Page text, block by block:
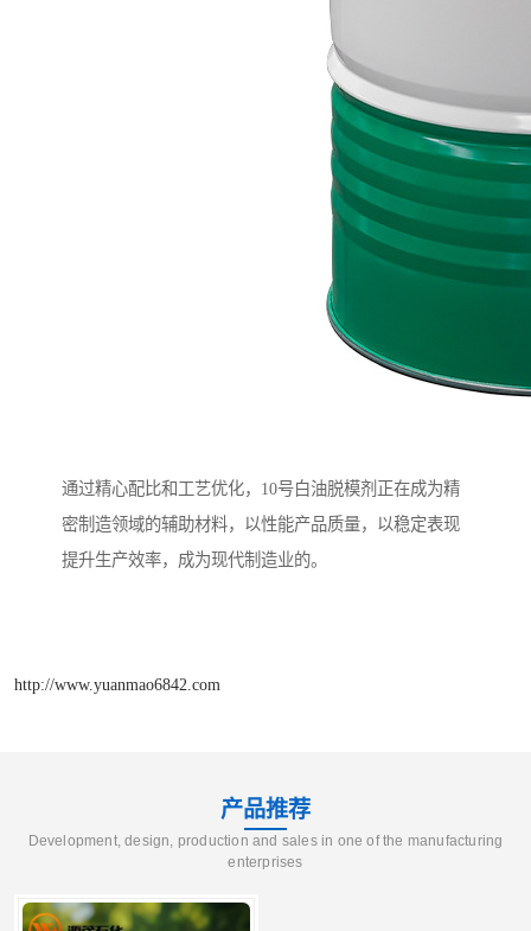
通过精心配比和工艺优化，10号白油脱模剂正在成为精
密制造领域的辅助材料，以性能产品质量，以稳定表现
提升生产效率，成为现代制造业的。
http://www.yuanmao6842.com
产品推荐
Development, design, production and sales in one of the manufacturing
enterprises